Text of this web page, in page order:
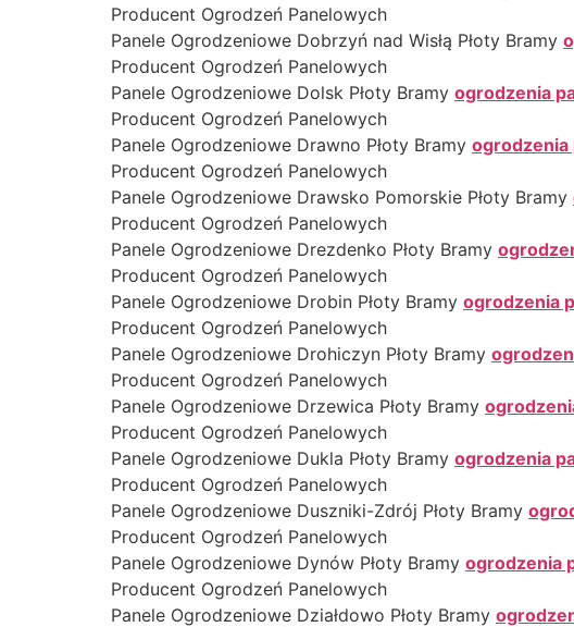
Producent Ogrodzeń Panelowych
Panele Ogrodzeniowe Dobrzyń nad Wisłą Płoty Bramy
Producent Ogrodzeń Panelowych
Panele Ogrodzeniowe Dolsk Płoty Bramy ogrodzenia
Producent Ogrodzeń Panelowych
Panele Ogrodzeniowe Drawno Płoty Bramy ogrodzenia
Producent Ogrodzeń Panelowych
Panele Ogrodzeniowe Drawsko Pomorskie Płoty Bramy
Producent Ogrodzeń Panelowych
Panele Ogrodzeniowe Drezdenko Płoty Bramy
Producent Ogrodzeń Panelowych
Panele Ogrodzeniowe Drobin Płoty Bramy ogrodzenia
Producent Ogrodzeń Panelowych
Panele Ogrodzeniowe Drohiczyn Płoty Bramy
Producent Ogrodzeń Panelowych
Panele Ogrodzeniowe Drzewica Płoty Bramy
Producent Ogrodzeń Panelowych
Panele Ogrodzeniowe Dukla Płoty Bramy ogrodzenia
Producent Ogrodzeń Panelowych
Panele Ogrodzeniowe Duszniki-Zdrój Płoty Bramy
Producent Ogrodzeń Panelowych
Panele Ogrodzeniowe Dynów Płoty Bramy ogrodzenia
Producent Ogrodzeń Panelowych
Panele Ogrodzeniowe Działdowo Płoty Bramy